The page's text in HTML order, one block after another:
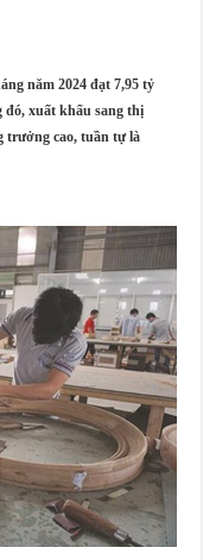
năm 2024 đạt 7,95 tỷ
đó, xuất khẩu sang thị
trưởng cao, tuần tự là